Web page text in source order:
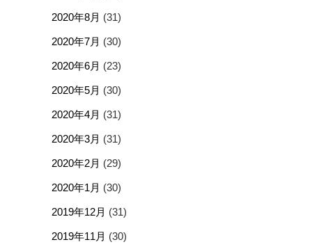
2020年8月 (31)
2020年7月 (30)
2020年6月 (23)
2020年5月 (30)
2020年4月 (31)
2020年3月 (31)
2020年2月 (29)
2020年1月 (30)
2019年12月 (31)
2019年11月 (30)